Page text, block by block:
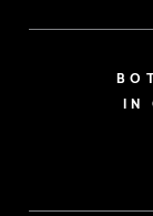
IN